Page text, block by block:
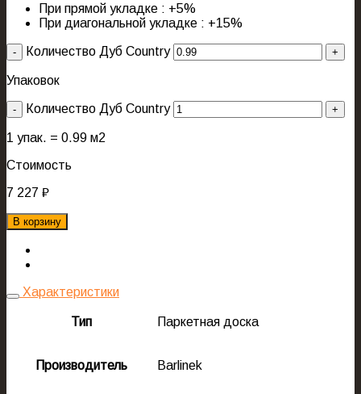
При прямой укладке : +5%
При диагональной укладке : +15%
Количество Дуб Country
Упаковок
Количество Дуб Country
1 упак. = 0.99 м2
Стоимость
7 227 ₽
В корзину
Характеристики
Тип Паркетная доска
Производитель Barlinek